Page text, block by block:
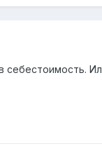
себестоимость.